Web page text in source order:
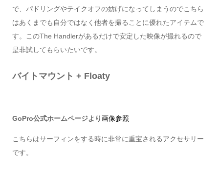
で、パドリングやテイクオフの妨げになってしまうのでこちら
はあくまでも自分ではなく他者を撮ることに優れたアイテムで
す。このThe Handlerがあるだけで安定した映像が撮れるので
是非試してもらいたいです。
バイトマウント + Floaty
GoPro公式ホームページより画像参照
こちらはサーフィンをする時に非常に重宝されるアクセサリー
です。